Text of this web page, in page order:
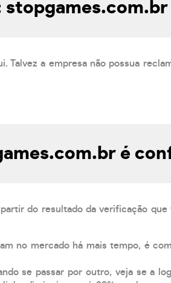
stopgames.com.br
Talvez a empresa não possua
é
do resultado da verificação que
no mercado há mais tempo, é
se passar por outro, veja se a